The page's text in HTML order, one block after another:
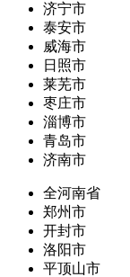
济宁市
泰安市
威海市
日照市
莱芜市
枣庄市
淄博市
青岛市
济南市
全河南省
郑州市
开封市
洛阳市
平顶山市